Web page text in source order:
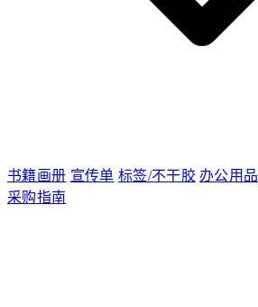
书籍画册 宣传单 标签/不干胶 办公用品
采购指南